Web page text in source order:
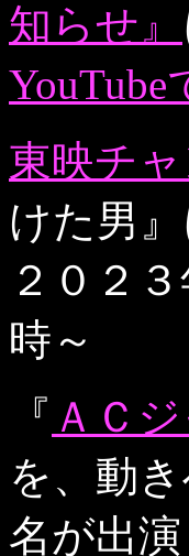
知らせ』
東映チ
けた男
２０２
時～
『 ＡＣ
を、動
名が出